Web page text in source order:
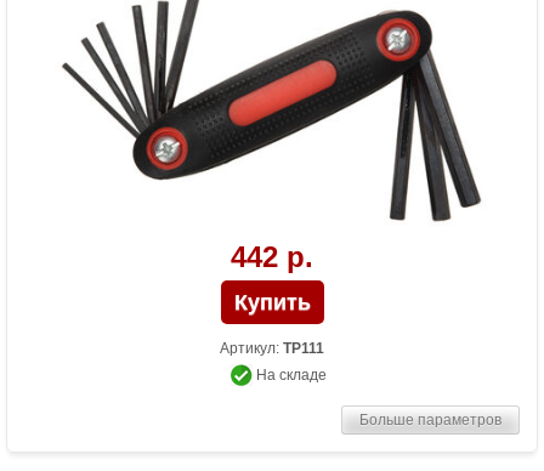
442 р.
Артикул: TP111
На складе
Больше параметров